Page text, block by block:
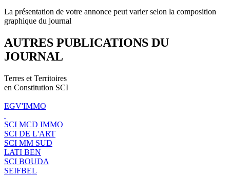
La présentation de votre annonce peut varier selon la composition
graphique du journal
AUTRES PUBLICATIONS DU
JOURNAL
Terres et Territoires
en Constitution SCI
EGV'IMMO
SCI MCD IMMO
SCI DE L'ART
SCI MM SUD
LATI BEN
SCI BOUDA
SEIFBEL